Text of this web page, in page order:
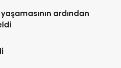
ardından